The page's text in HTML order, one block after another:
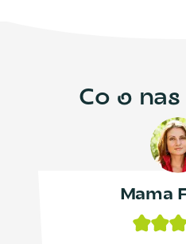
Co o nas
Mama